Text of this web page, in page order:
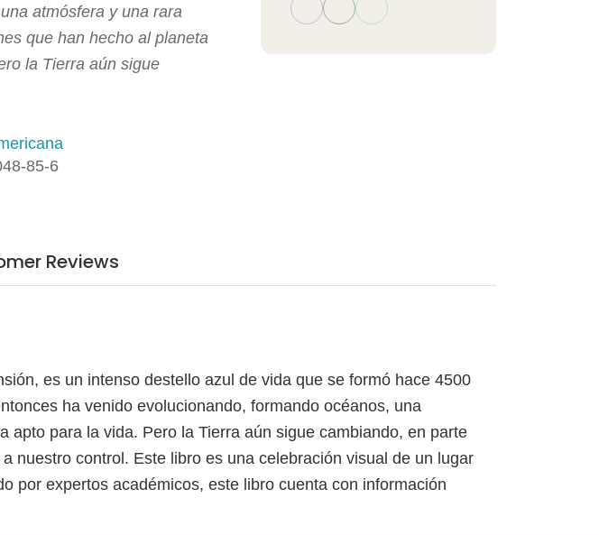
atmósfera y una rara
que han hecho al planeta
la Tierra aún sigue
85-6
Reviews
es un intenso destello azul de vida que se formó hace 4500
ha venido evolucionando, formando océanos, una
para la vida. Pero la Tierra aún sigue cambiando, en parte
nuestro control. Este libro es una celebración visual de un lugar
por expertos académicos, este libro cuenta con información